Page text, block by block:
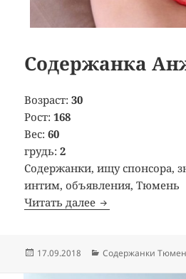
Содержанка
Возраст:30
Рост:168
Вес:60
грудь:2
Содержанки, ищу спонсора,
интим, объявления, Тюмень
Читать далее Содержанка
Опубликовано
17.09.2018 Рубрики
Содержанки